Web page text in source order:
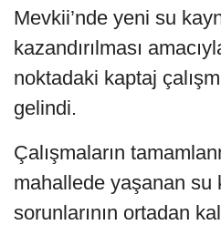
Mevkii’nde yeni su
kazandırılması
noktadaki kaptaj
gelindi.
Çalışmaların
mahallede yaşanan su
sorunlarının ortadan